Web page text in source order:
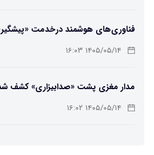
فناوری‌های هوشمند درخدمت
۱۴۰۵/۰۵/۱۴ ۱۶:۰۳
مدار مغزی پشت «صدابیزاری» کشف
۱۴۰۵/۰۵/۱۴ ۱۶:۰۲